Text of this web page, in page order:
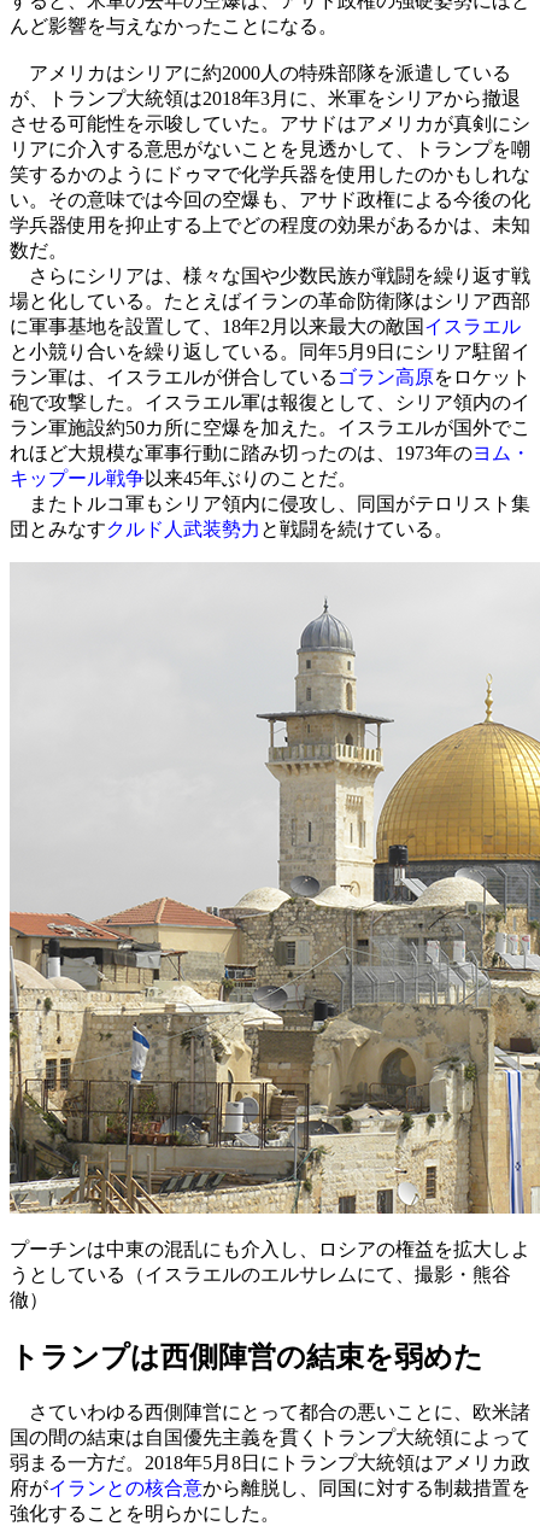
んど影響を与えなかったことになる。
アメリカはシリアに約2000人の特殊部隊を派遣している
が、トランプ大統領は2018年3月に、米軍をシリアから撤退
させる可能性を示唆していた。アサドはアメリカが真剣にシ
リアに介入する意思がないことを見透かして、トランプを嘲
笑するかのようにドゥマで化学兵器を使用したのかもしれな
い。その意味では今回の空爆も、アサド政権による今後の化
学兵器使用を抑止する上でどの程度の効果があるかは、未知
数だ。
さらにシリアは、様々な国や少数民族が戦闘を繰り返す戦
場と化している。たとえばイランの革命防衛隊はシリア西部
に軍事基地を設置して、18年2月以来最大の敵国イスラエル
と小競り合いを繰り返している。同年5月9日にシリア駐留イ
ラン軍は、イスラエルが併合している ゴラン高原をロケット
砲で攻撃した。イスラエル軍は報復として、シリア領内のイ
ラン軍施設約50カ所に空爆を加えた。イスラエルが国外でこ
れほど大規模な軍事行動に踏み切ったのは、1973年のヨム・
キップール戦争以来45年ぶりのことだ。
またトルコ軍もシリア領内に侵攻し、同国がテロリスト集
団とみなすクルド人武装勢力 と戦闘を続けている。
プーチンは中東の混乱にも介入し、ロシアの権益を拡大しよ
うとしている（イスラエルのエルサレムにて、撮影・熊谷
徹）
トランプは西側陣営の結束を弱めた
さていわゆる西側陣営にとって都合の悪いことに、欧米諸
国の間の結束は自国優先主義を貫くトランプ大統領によって
弱まる一方だ。2018年5月8日にトランプ大統領はアメリカ政
府がイランとの核合意から離脱し、同国に対する制裁措置を
強化することを明らかにした。